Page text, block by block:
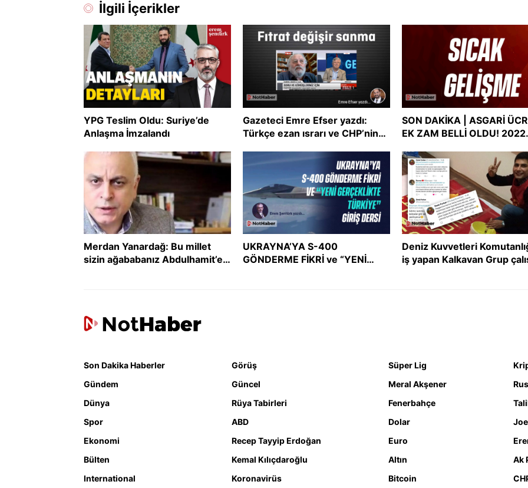
İlgili İçerikler
YPG Teslim Oldu: Suriye’de
Anlaşma İmzalandı
Gazeteci Emre Efser yazdı:
Türkçe ezan ısrarı ve CHP’nin
SON DAKİKA | ASGARİ
EK ZAM BELLİ OLDU! 2022
Asgari ücret zammı
Merdan Yanardağ: Bu millet
sizin ağababanız Abdulhamit’e
UKRAYNA’YA S-400
GÖNDERME FİKRİ ve “YENİ
Deniz Kuvvetleri
iş yapan Kalkavan Grup
Son Dakika Haberler
Gündem
Dünya
Spor
Ekonomi
Bülten
International
Görüş
Güncel
Rüya Tabirleri
ABD
Recep Tayyip Erdoğan
Kemal Kılıçdaroğlu
Koronavirüs
Süper Lig
Meral Akşener
Fenerbahçe
Dolar
Euro
Altın
Bitcoin
Ak